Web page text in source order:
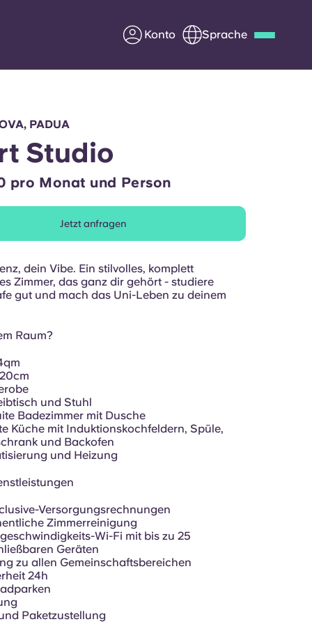
Konto Sprache
Werde Partner von Yugo
Infos für Eltern
Kontakt aufnehmen
PADUA
Studio
pro Monat und Person
Jetzt anfragen
dein Vibe. Ein stilvolles, komplett
Zimmer, das ganz dir gehört - studiere
gut und mach das Uni-Leben zu deinem
Raum?
und Stuhl
Badezimmer mit Dusche
Küche mit Induktionskochfeldern, Spüle,
und Backofen
und Heizung
Versorgungsrechnungen
Zimmerreinigung
Wi-Fi mit bis zu 25
Geräten
zu allen Gemeinschaftsbereichen
24h
Paketzustellung